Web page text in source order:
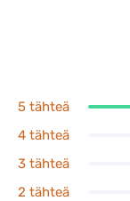
5 tähteä
4 tähteä
3 tähteä
2 tähteä